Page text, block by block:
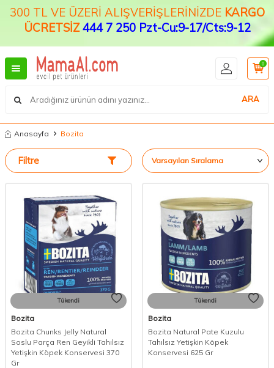
300 TL VE ÜZERİ ALIŞVERİŞLERİNİZDE KARGO
ÜCRETSİZ444 7 250 Pzt-Cu:9-17/Cts:9-12
ARA
0
Anasayfa Bozita
Filtre
Tükendi
Bozita
Bozita Chunks Jelly Natural
Soslu Parça Ren Geyikli Tahılsız
Yetişkin Köpek Konservesi 370
Gr
Tükendi
Bozita
Bozita Natural Pate Kuzulu
Tahılsız Yetişkin Köpek
Konservesi 625 Gr